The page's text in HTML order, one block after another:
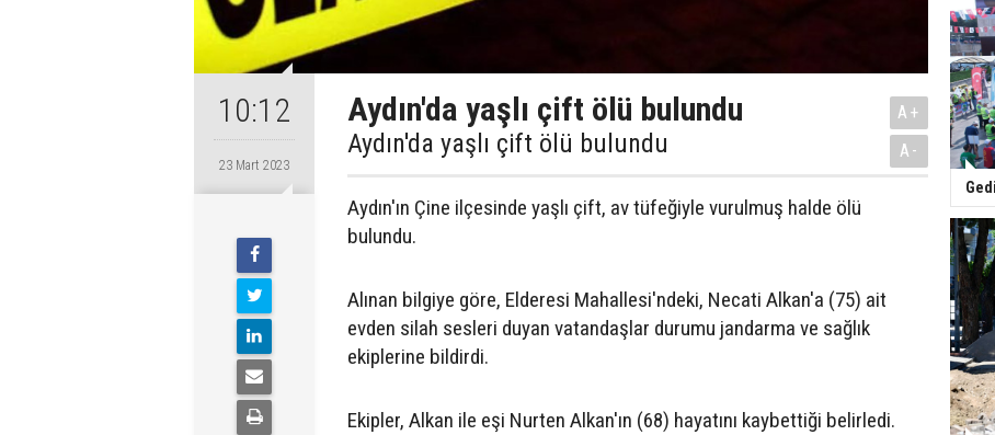
10:12
23 Mart 2023
Aydın'da yaşlı çift ölü bulundu
Aydın'da yaşlı çift ölü bulundu
A+
A-
Aydın'ın Çine ilçesinde yaşlı çift, av tüfeğiyle vurulmuş halde ölü
bulundu.
Alınan bilgiye göre, Elderesi Mahallesi'ndeki, Necati Alkan'a (75) ait
evden silah sesleri duyan vatandaşlar durumu jandarma ve sağlık
ekiplerine bildirdi.
Ekipler, Alkan ile eşi Nurten Alkan'ın (68) hayatını kaybettiği belirledi.